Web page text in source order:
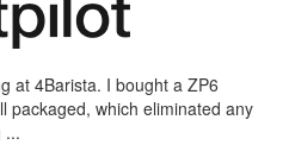
at 4Barista. I bought a ZP6
packaged, which eliminated any
...